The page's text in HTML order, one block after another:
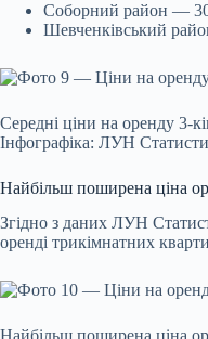
Соборний район —
Шевченківський
Середні ціни на оренду 3-
Інфографіка: ЛУН
Найбільш поширена ціна
Згідно з даних ЛУН
оренді трикімнатних
Найбільш поширена ціна